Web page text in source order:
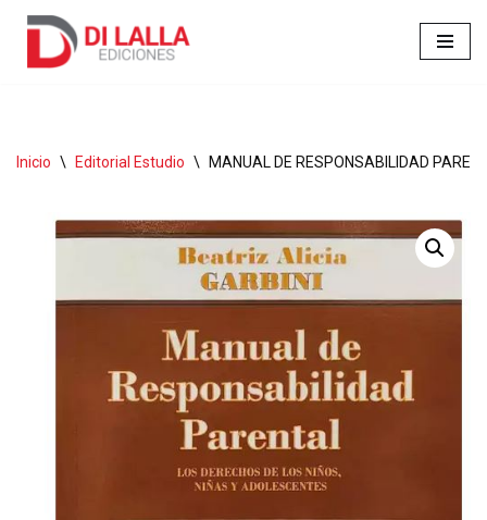
Inicio \ Editorial Estudio \ MANUAL DE RESPONSABILIDAD